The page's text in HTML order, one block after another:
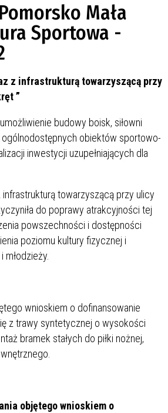
Mała
Sportowa -
z infrastrukturą towarzyszącą przy
”
budowy boisk, siłowni
obiektów sportowo-
inwestycji uzupełniających dla
towarzyszącą przy ulicy
do poprawy atrakcyjności tej
powszechności i dostępności
poziomu kultury fizycznej i
wnioskiem o dofinansowanie
z trawy syntetycznej o wysokości
bramek stałych do piłki nożnej,
objętego wnioskiem o